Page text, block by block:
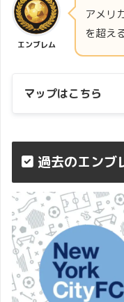
エンブレム
アメリ
を超え
マップはこちら
過去のエンブ